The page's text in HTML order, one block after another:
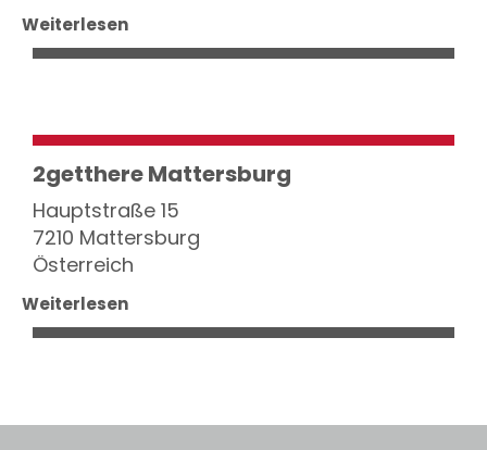
Weiterlesen
2getthere Mattersburg
Hauptstraße 15
7210 Mattersburg
Österreich
Weiterlesen